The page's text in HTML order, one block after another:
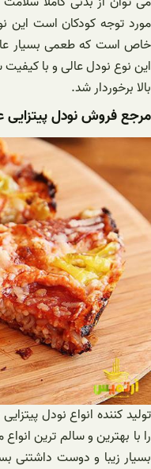
مورد توجه کودکان است این
خاص است که طعمی بسیار
این نوع نودل عالی و با
بالا برخوردار شد.
مرجع فروش نودل پیتزایی
تولید کننده انواع نودل
را با بهترین و سالم ترین
بسیار زیبا و دوست داشتنی